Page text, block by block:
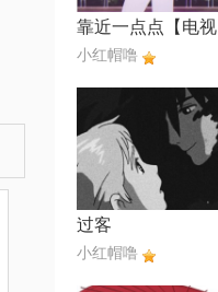
小红帽噜
过客
小红帽噜